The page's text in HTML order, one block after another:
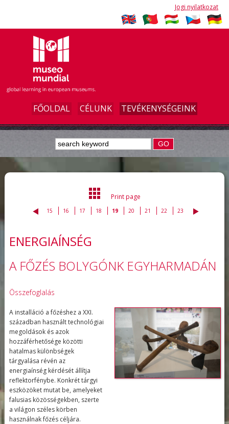
Jogi nyilatkozat
FŐOLDAL CÉLUNK TEVÉKENYSÉGEINK
GO
Print page
15 16 17 18 19 20 21 22 23
ENERGIAÍNSÉG
A FŐZÉS BOLYGÓNK EGYHARMADÁN
Összefoglalás
A installáció a főzéshez a XXI.
században használt technológiai
megoldások és azok
hozzáférhetősége közötti
hatalmas különbségek
tárgyalása révén az
energiaínség kérdését állítja
reflektorfénybe. Konkrét tárgyi
eszközöket mutat be, amelyeket
falusias közösségekben, szerte
a világon széles körben
használnak főzés céljára.